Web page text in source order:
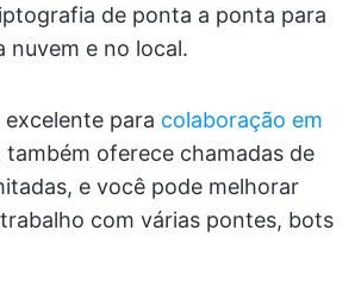
de ponta a ponta para
nuvem e no local.
para colaboração em
também oferece chamadas de
e você pode melhorar
com várias pontes, bots